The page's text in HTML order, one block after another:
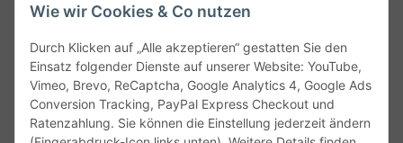
Wie wir Cookies & Co nutzen
Durch Klicken auf „Alle akzeptieren“ gestatten Sie den
Einsatz folgender Dienste auf unserer Website: YouTube,
Vimeo, Brevo, ReCaptcha, Google Analytics 4, Google Ads
Conversion Tracking, PayPal Express Checkout und
Ratenzahlung. Sie können die Einstellung jederzeit ändern
Service
Gesetzliche Informationen